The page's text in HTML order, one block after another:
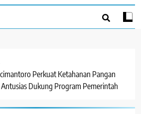
Perkuat Ketahanan Pangan
Dukung Program Pemerintah